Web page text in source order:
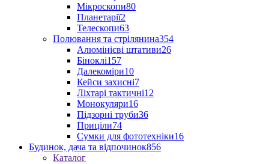
Мікроскопи80
Планетарії2
Телескопи63
Полювання та стрілянина354
Алюмінієві штативи26
Біноклі157
Далекоміри10
Кейси захисні7
Ліхтарі тактичні12
Монокуляри16
Підзорні труби36
Приціли74
Сумки для фототехніки16
Будинок, дача та відпочинок856
Каталог